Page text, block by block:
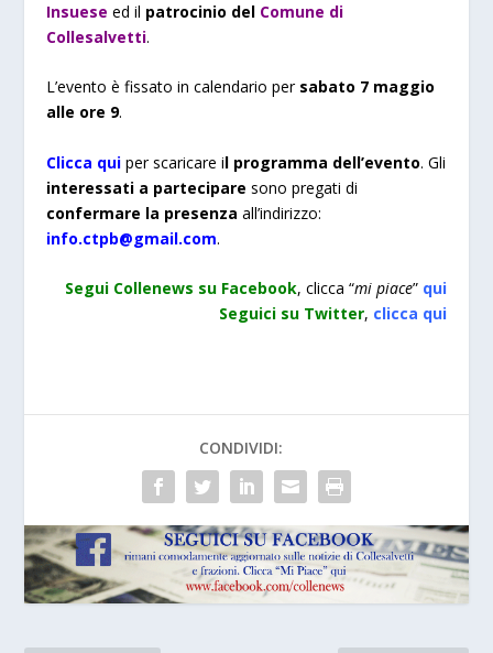
Insuese ed il patrocinio del Comune di
Collesalvetti.
L’evento è fissato in calendario per sabato 7 maggio
alle ore 9.
Clicca qui per scaricare il programma dell’evento. Gli
interessati a partecipare sono pregati di
confermare la presenza all’indirizzo:
info.ctpb@gmail.com.
Segui Collenews su Facebook, clicca “mi piace” qui
Seguici su Twitter, clicca qui
CONDIVIDI: